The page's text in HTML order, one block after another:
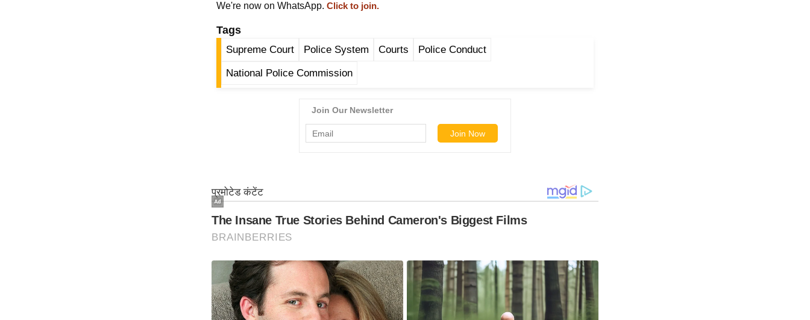
We're now on WhatsApp. Click to join.
Tags
Supreme Court Police System Courts Police Conduct
National Police Commission